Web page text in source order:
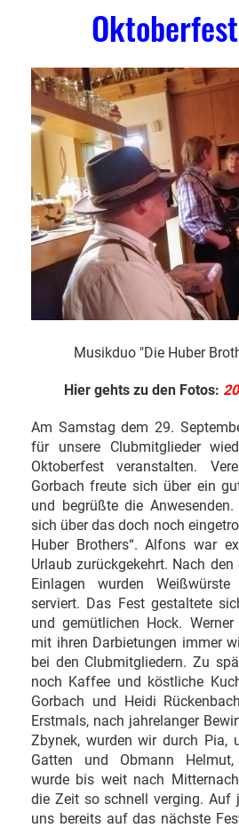
Musikduo "Die Huber
Hier gehts zu den Fotos:
Am Samstag dem 29.
für unsere Clubmitglieder
Oktoberfest veranstalten.
Gorbach freute sich über ein
und begrüßte die
sich über das doch noch
Huber Brothers“. Alfons war
Urlaub zurückgekehrt. Nach den
Einlagen wurden
serviert. Das Fest gestaltete
und gemütlichen Hock.
mit ihren Darbietungen immer
bei den Clubmitgliedern. Zu
noch Kaffee und köstliche
Gorbach und Heidi
Erstmals, nach jahrelanger
Zbynek, wurden wir durch Pia,
Gatten und Obmann
wurde bis weit nach
die Zeit so schnell verging. Auf
uns bereits auf das nächste